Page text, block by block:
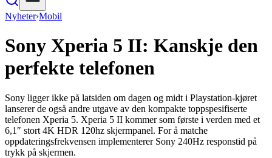
Nyheter›Mobil
Sony Xperia 5 II: Kanskje den
perfekte telefonen
Sony ligger ikke på latsiden om dagen og midt i Playstation-kjøret
lanserer de også andre utgave av den kompakte toppspesifiserte
telefonen Xperia 5. Xperia 5 II kommer som første i verden med et
6,1″ stort 4K HDR 120hz skjermpanel. For å matche
oppdateringsfrekvensen implementerer Sony 240Hz responstid på
trykk på skjermen.